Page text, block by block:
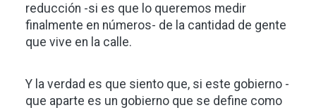
reducción -si es que lo queremos medir
finalmente en números- de la cantidad de gente
que vive en la calle.
Y la verdad es que siento que, si este gobierno -
que aparte es un gobierno que se define como